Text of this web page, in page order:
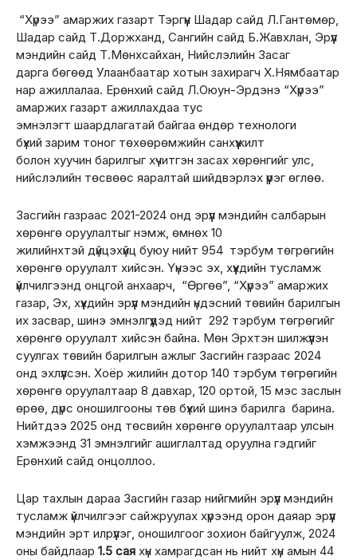
“Хүрээ” амаржих газарт Тэргүүн Шадар сайд Л.Гантөмөр,
Шадар сайд Т.Доржханд, Сангийн сайд Б.Жавхлан, Эрүүл
мэндийн сайд Т.Мөнхсайхан, Нийслэлийн Засаг
дарга бөгөөд Улаанбаатар хотын захирагч Х.Нямбаатар
нар ажиллалаа. Ерөнхий сайд Л.Оюун-Эрдэнэ “Хүрээ”
амаржих газарт ажиллахдаа тус
эмнэлэгт шаардлагатай байгаа өндөр технологи
бүхий зарим тоног төхөөрөмжийн санхүүжилт
болон хуучин барилгыг хүчитгэн засах хөрөнгийг улс,
нийслэлийн төсвөөс яаралтай шийдвэрлэх үүрэг өглөө.
Засгийн газраас 2021-2024 онд эрүүл мэндийн салбарын
хөрөнгө оруулалтыг нэмж, өмнөх 10
жилийнхтэй дүйцэхүйц буюу нийт 954 тэрбум төгрөгийн
хөрөнгө оруулалт хийсэн. Үүнээс эх, хүүхдийн тусламж
үйлчилгээнд онцгой анхаарч, “Өргөө”, “Хүрээ” амаржих
газар, Эх, хүүхдийн эрүүл мэндийн үндэсний төвийн барилгын
их засвар, шинэ эмнэлгүүдэд нийт 292 тэрбум төгрөгийг
хөрөнгө оруулалт хийсэн байна. Мөн Эрхтэн шилжүүлэн
суулгах төвийн барилгын ажлыг Засгийн газраас 2024
онд эхлүүлсэн. Хоёр жилийн дотор 140 тэрбум төгрөгийн
хөрөнгө оруулалтаар 8 давхар, 120 ортой, 15 мэс заслын
өрөө, дүрс оношилгооны төв бүхий шинэ барилга барина.
Нийтдээ 2025 онд төсвийн хөрөнгө оруулалтаар улсын
хэмжээнд 31 эмнэлгийг ашиглалтад оруулна гэдгийг
Ерөнхий сайд онцоллоо.
Цар тахлын дараа Засгийн газар нийгмийн эрүүл мэндийн
тусламж үйлчилгээг сайжруулах хүрээнд орон даяар эрүүл
мэндийн эрт илрүүлэг, оношилгоог зохион байгуулж, 2024
оны байдлаар 1.5 сая хүн хамрагдсан нь нийт хүн амын 44